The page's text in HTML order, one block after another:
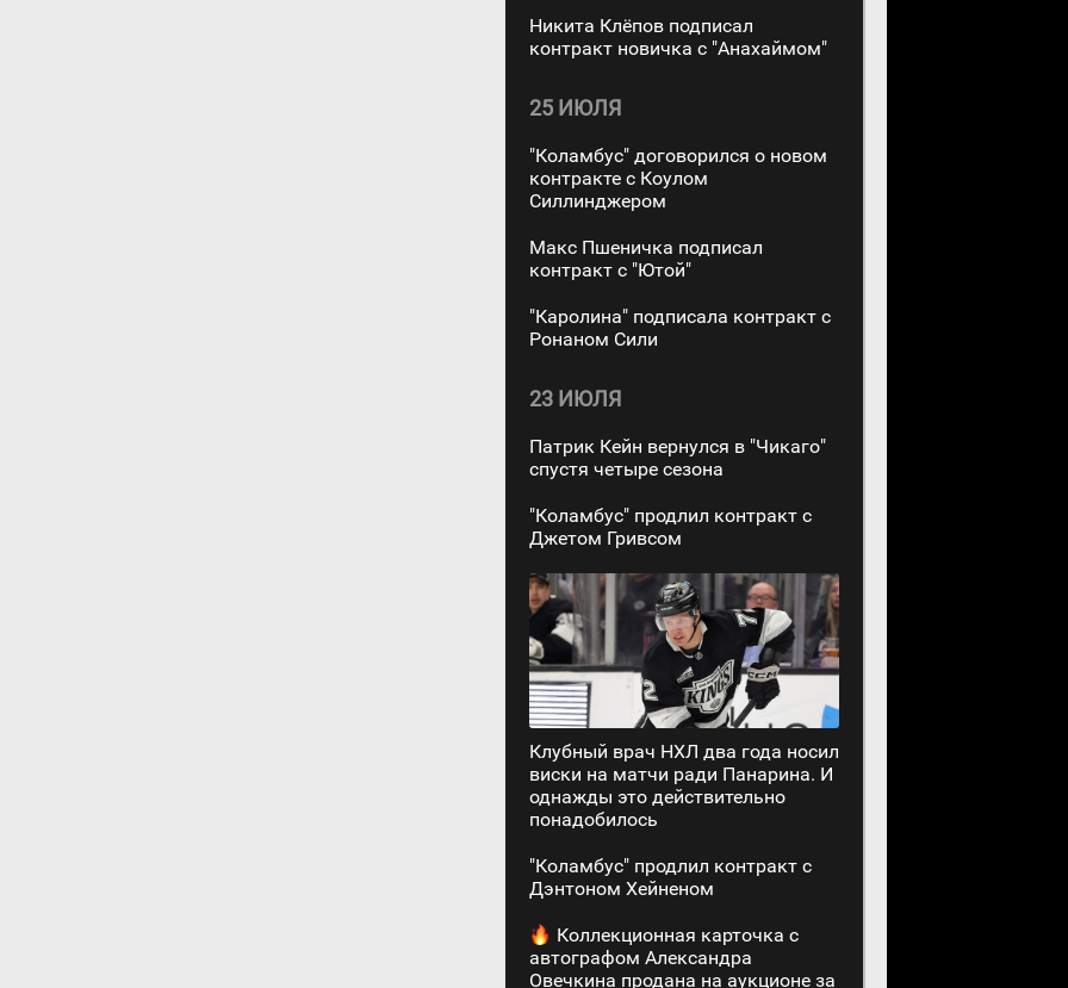
Никита Клёпов подписал
контракт новичка с "Анахаймом"
25 ИЮЛЯ
"Коламбус" договорился о новом
контракте с Коулом
Силлинджером
Макс Пшеничка подписал
контракт с "Ютой"
"Каролина" подписала контракт с
Ронаном Сили
23 ИЮЛЯ
Патрик Кейн вернулся в "Чикаго"
спустя четыре сезона
"Коламбус" продлил контракт с
Джетом Гривсом
Клубный врач НХЛ два года носил
виски на матчи ради Панарина. И
однажды это действительно
понадобилось
"Коламбус" продлил контракт с
Дэнтоном Хейненом
Коллекционная карточка с
автографом Александра
Овечкина продана на аукционе за